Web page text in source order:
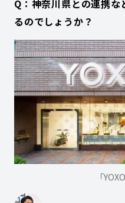
Q：神奈川県との連携な
るのでしょうか？
「